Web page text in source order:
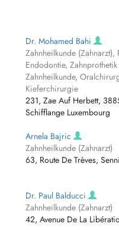
Dr. Mohamed Bahi
Zahnheilkunde
Endodontie,
Zahnheilkunde,
Kieferchirurgie
231, Zae Auf Herbett,
Schifflange Luxembourg
Arnela Bajric
Zahnheilkunde (Zahnarzt)
63, Route De Trèves,
Dr. Paul Balducci
Zahnheilkunde (Zahnarzt)
42, Avenue De La